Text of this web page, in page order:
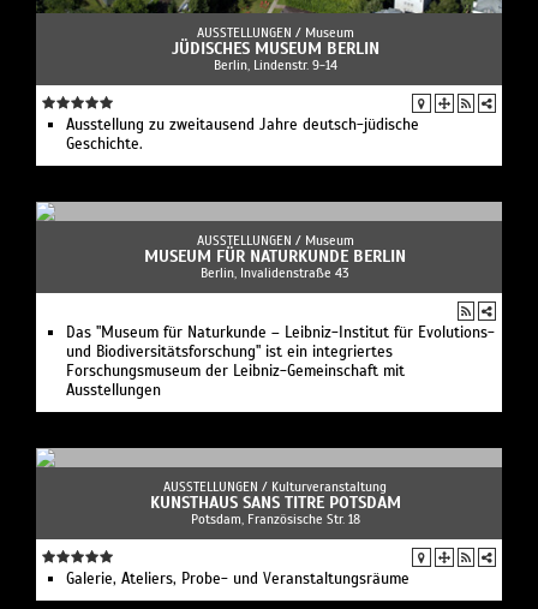
AUSSTELLUNGEN / Museum
JÜDISCHES MUSEUM BERLIN
Berlin, Lindenstr. 9-14
Ausstellung zu zweitausend Jahre deutsch-jüdische
Geschichte.
AUSSTELLUNGEN / Museum
MUSEUM FÜR NATURKUNDE BERLIN
Berlin, Invalidenstraße 43
Das "Museum für Naturkunde – Leibniz-Institut für Evolutions-
und Biodiversitätsforschung" ist ein integriertes
Forschungsmuseum der Leibniz-Gemeinschaft mit
Ausstellungen
AUSSTELLUNGEN / Kulturveranstaltung
KUNSTHAUS SANS TITRE POTSDAM
Potsdam, Französische Str. 18
Galerie, Ateliers, Probe- und Veranstaltungsräume